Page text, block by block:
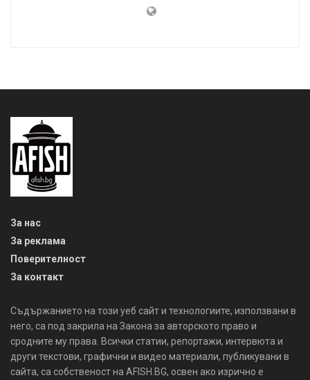
За нас
За реклама
Поверителност
За контакт
Съдържанието на този уеб сайт и технологиите, използвани в
него, са под закрила на Закона за авторското право и
сродните му права. Всички статии, репортажи, интервюта и
други текстови, графични и видео материали, публикувани в
сайта, са собственост на AFISH.BG, освен ако изрично е